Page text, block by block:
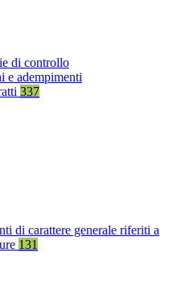
di controllo
e adempimenti
337
di carattere generale riferiti a
131